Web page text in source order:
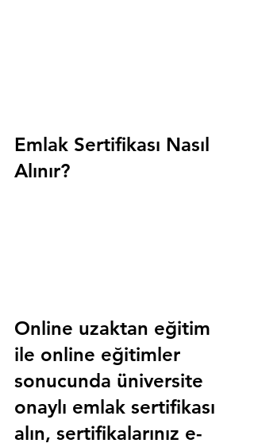
Emlak Sertifikası Nasıl
Alınır?
Online uzaktan eğitim
ile online eğitimler
sonucunda üniversite
onaylı emlak sertifikası
alın, sertifikalarınız e-